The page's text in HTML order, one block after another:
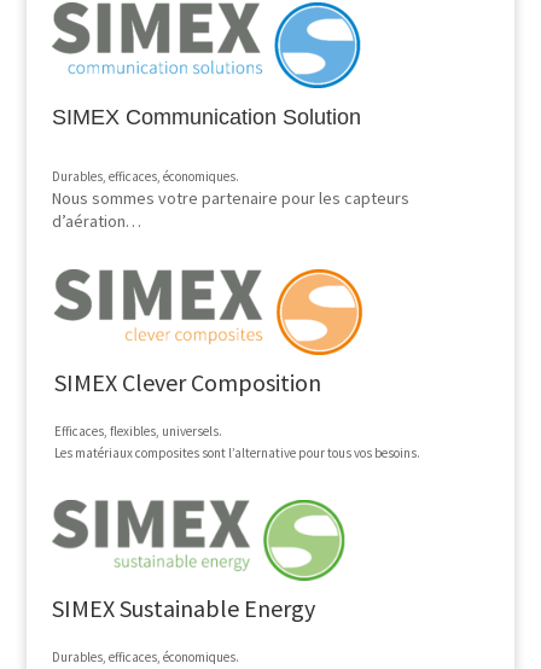
SIMEX Communication Solution
Durables, efficaces, économiques.
Nous sommes votre partenaire pour les capteurs
d’aération…
SIMEX Clever Composition
Efficaces, flexibles, universels.
Les matériaux composites sont l’alternative pour tous vos besoins.
SIMEX Sustainable Energy
Durables, efficaces, économiques.